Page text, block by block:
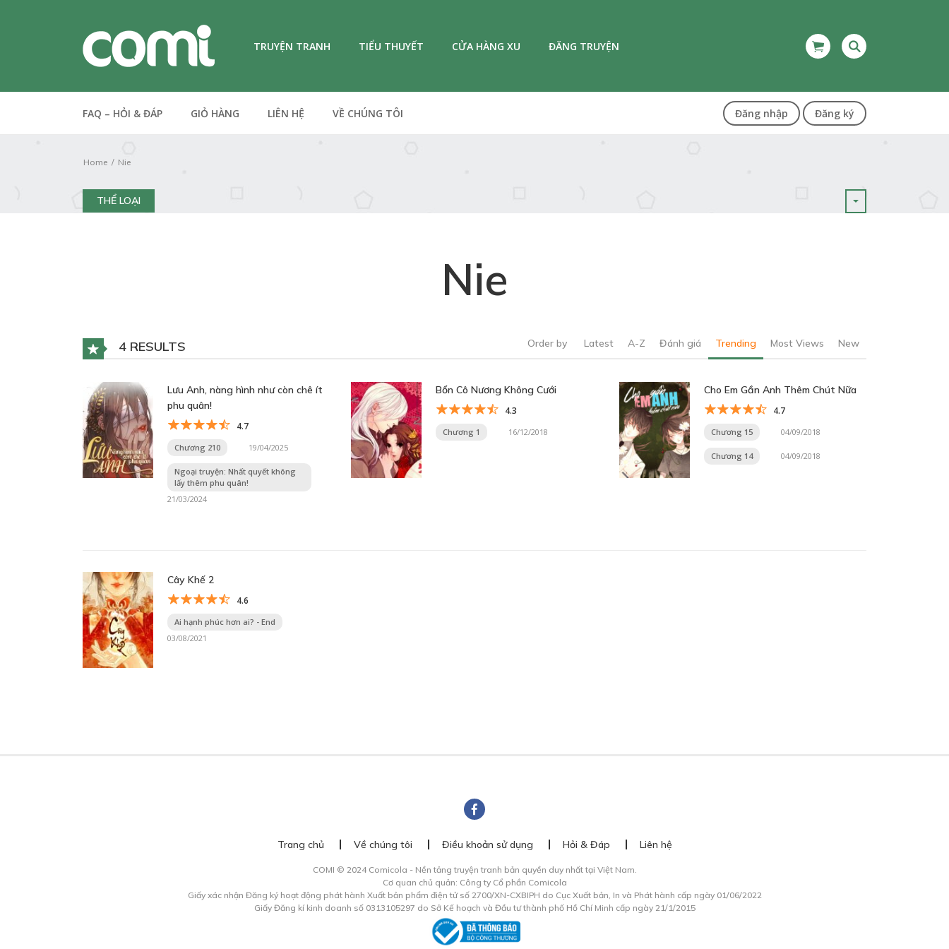
TRUYỆN TRANH TIỂU THUYẾT CỬA HÀNG XU ĐĂNG TRUYỆN
FAQ – HỎI & ĐÁP GIỎ HÀNG LIÊN HỆ VỀ CHÚNG TÔI Đăng nhập Đăng ký
Home Nie
THỂ LOẠI
Nie
4 RESULTS Order by Latest A-Z Đánh giá Trending Most Views New
Lưu Anh, nàng hình như còn chê ít
phu quân!
4.7
Chương 210 19/04/2025
Ngoại truyện: Nhất quyết không
lấy thêm phu quân!
21/03/2024
Bổn Cô Nương Không Cưới
4.3
Chương 1 16/12/2018
Cho Em Gần Anh Thêm Chút Nữa
4.7
Chương 15 04/09/2018
Chương 14 04/09/2018
Cây Khế 2
4.6
Ai hạnh phúc hơn ai? - End
03/08/2021
Trang chủ Về chúng tôi Điều khoản sử dụng Hỏi & Đáp Liên hệ
COMI © 2024 Comicola - Nền tảng truyện tranh bản quyền duy nhất tại Việt Nam.
Cơ quan chủ quản: Công ty Cổ phần Comicola
Giấy xác nhận Đăng ký hoạt động phát hành Xuất bản phẩm điện tử số 2700/XN-CXBIPH do Cục Xuất bản, In và Phát hành cấp ngày 01/06/2022
Giấy Đăng kí kinh doanh số 0313105297 do Sở Kế hoạch và Đầu tư thành phố Hồ Chí Minh cấp ngày 21/1/2015